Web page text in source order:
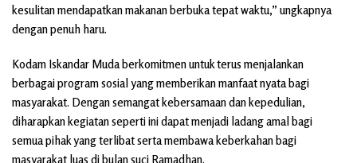
kesulitan mendapatkan makanan berbuka tepat waktu,” ungkapnya
dengan penuh haru.
Kodam Iskandar Muda berkomitmen untuk terus menjalankan
berbagai program sosial yang memberikan manfaat nyata bagi
masyarakat. Dengan semangat kebersamaan dan kepedulian,
diharapkan kegiatan seperti ini dapat menjadi ladang amal bagi
semua pihak yang terlibat serta membawa keberkahan bagi
masyarakat luas di bulan suci Ramadhan.